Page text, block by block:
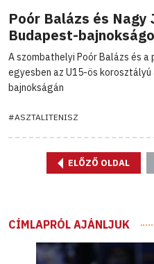
Poór Balázs és
Budapest-
A szombathelyi Poór Balázs és
egyesben az U15-ös
bajnokságán
#ASZTALITENISZ
ELŐZŐ OLDAL
CÍMLAPRÓL AJÁNLJUK